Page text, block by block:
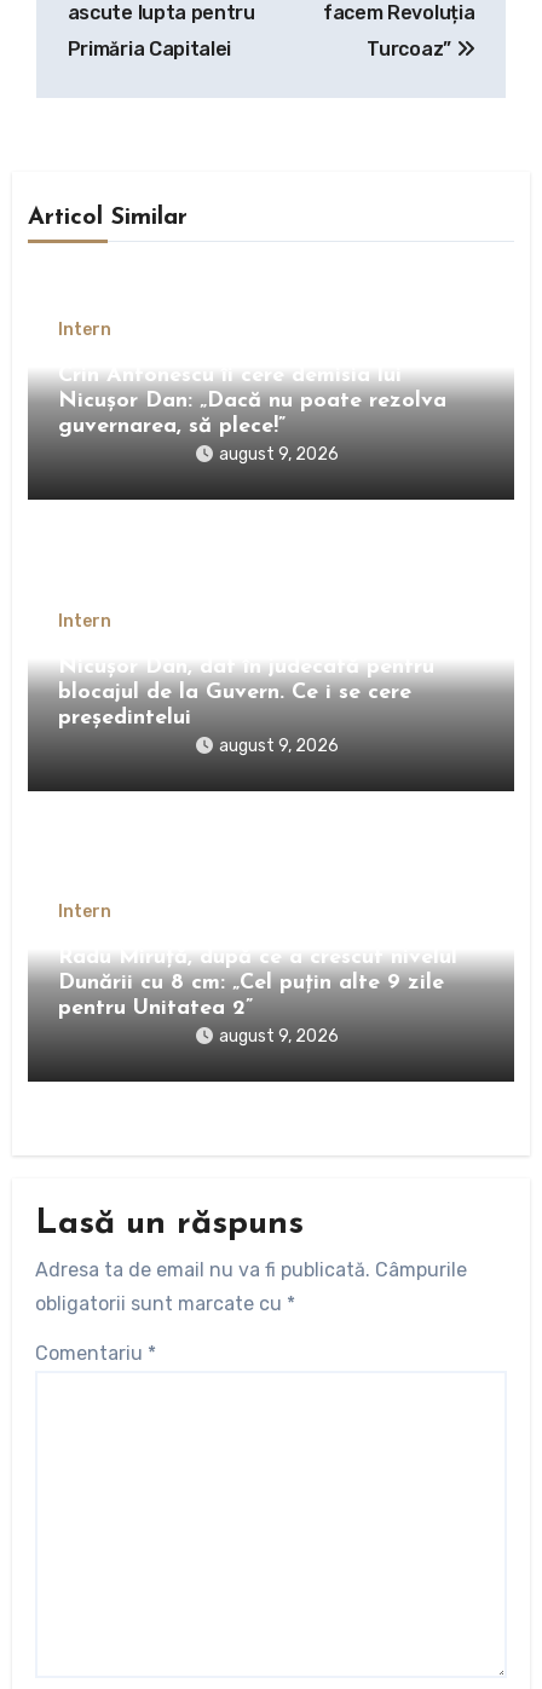
ascute lupta pentru
Primăria Capitalei
facem Revoluția
Turcoaz”
Articol Similar
Intern
Crin Antonescu îi cere demisia lui
Nicușor Dan: „Dacă nu poate rezolva
guvernarea, să plece!”
august 9, 2026
Intern
Nicușor Dan, dat în judecată pentru
blocajul de la Guvern. Ce i se cere
președintelui
august 9, 2026
Intern
Radu Miruță, după ce a crescut nivelul
Dunării cu 8 cm: „Cel puțin alte 9 zile
pentru Unitatea 2”
august 9, 2026
Lasă un răspuns
Adresa ta de email nu va fi publicată. Câmpurile
obligatorii sunt marcate cu *
Comentariu *